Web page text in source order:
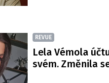
REVUE
Lela Vémola
svém. Změnila